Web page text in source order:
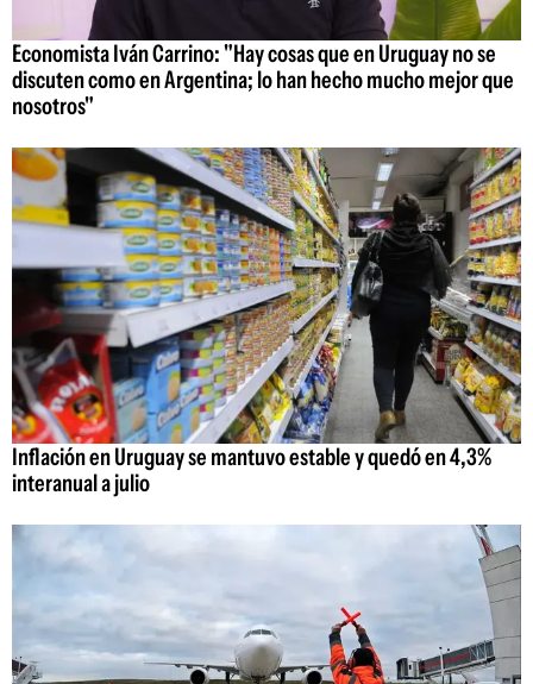
Economista Iván Carrino: "Hay cosas que en Uruguay no se
discuten como en Argentina; lo han hecho mucho mejor que
nosotros"
Inflación en Uruguay se mantuvo estable y quedó en 4,3%
interanual a julio